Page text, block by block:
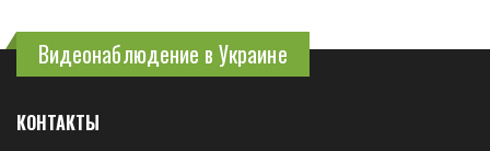
Видеонаблюдение в Украине
КОНТАКТЫ